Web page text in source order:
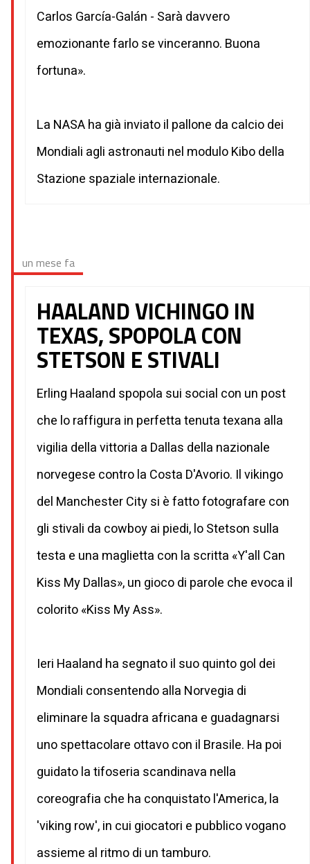
Carlos García-Galán - Sarà davvero
emozionante farlo se vinceranno. Buona
fortuna».
La NASA ha già inviato il pallone da calcio dei
Mondiali agli astronauti nel modulo Kibo della
Stazione spaziale internazionale.
un mese fa
HAALAND VICHINGO IN
TEXAS, SPOPOLA CON
STETSON E STIVALI
Erling Haaland spopola sui social con un post
che lo raffigura in perfetta tenuta texana alla
vigilia della vittoria a Dallas della nazionale
norvegese contro la Costa D'Avorio. Il vikingo
del Manchester City si è fatto fotografare con
gli stivali da cowboy ai piedi, lo Stetson sulla
testa e una maglietta con la scritta «Y'all Can
Kiss My Dallas», un gioco di parole che evoca il
colorito «Kiss My Ass».
Ieri Haaland ha segnato il suo quinto gol dei
Mondiali consentendo alla Norvegia di
eliminare la squadra africana e guadagnarsi
uno spettacolare ottavo con il Brasile. Ha poi
guidato la tifoseria scandinava nella
coreografia che ha conquistato l'America, la
'viking row', in cui giocatori e pubblico vogano
assieme al ritmo di un tamburo.